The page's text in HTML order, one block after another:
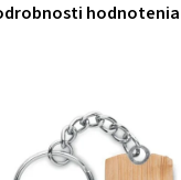
hodnotenia